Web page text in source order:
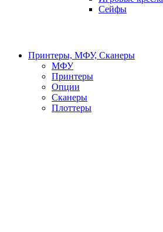
Сейфы
Принтеры, МФУ, Сканеры
МФУ
Принтеры
Опции
Сканеры
Плоттеры